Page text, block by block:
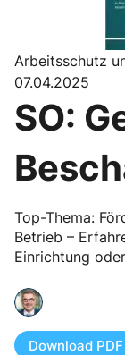
Arbeitsschutz
07.04.2025
SO:
Top-Thema:
Betrieb –
Einrichtung
Download PDF